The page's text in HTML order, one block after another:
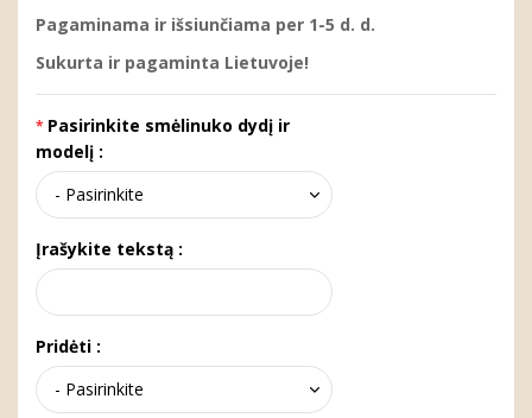
Pagaminama ir išsiunčiama per 1-5 d. d.
Sukurta ir pagaminta Lietuvoje!
Pasirinkite smėlinuko dydį ir
modelį :
Įrašykite tekstą :
Pridėti :